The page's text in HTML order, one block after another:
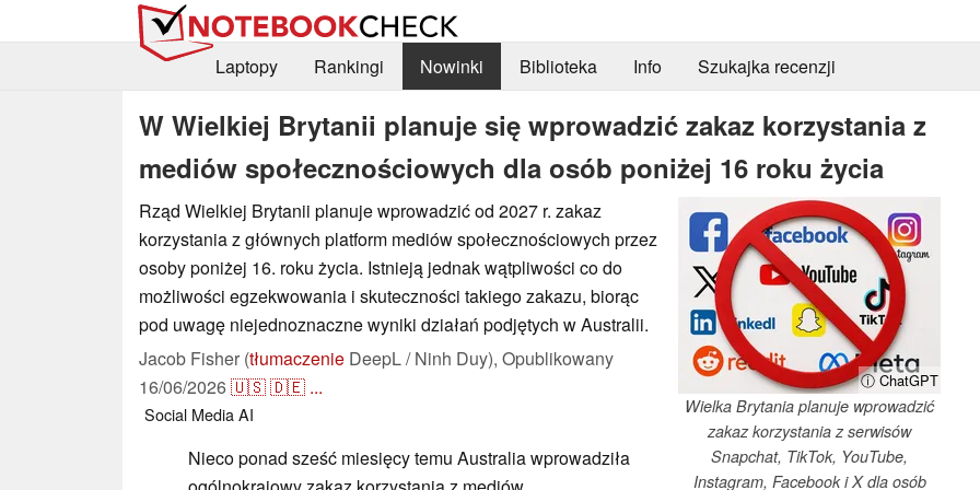
Laptopy Rankingi Nowinki Biblioteka Info Szukajka recenzji
W Wielkiej Brytanii planuje się wprowadzić zakaz korzystania z
mediów społecznościowych dla osób poniżej 16 roku życia
ⓘ ChatGPT
Wielka Brytania planuje wprowadzić
zakaz korzystania z serwisów
Snapchat, TikTok, YouTube,
Instagram, Facebook i X dla osób
Rząd Wielkiej Brytanii planuje wprowadzić od 2027 r. zakaz
korzystania z głównych platform mediów społecznościowych przez
osoby poniżej 16. roku życia. Istnieją jednak wątpliwości co do
możliwości egzekwowania i skuteczności takiego zakazu, biorąc
pod uwagę niejednoznaczne wyniki działań podjętych w Australii.
Jacob Fisher (tłumaczenie DeepL / Ninh Duy), Opublikowany
16/06/2026🇺🇸🇩🇪 ...
Social MediaAI
Nieco ponad sześć miesięcy temu Australia wprowadziła